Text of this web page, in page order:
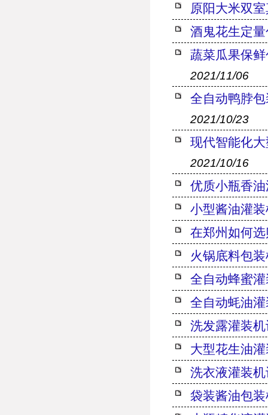
原阳大米双
酒鬼花生定
蔬菜瓜果保
2021/11/06
全自动鸭脖
2021/10/23
现代智能化
2021/10/16
优质小瓶香
小型酱油灌
在郑州如何
火锅底料包
全自动蜂蜜
全自动蚝油
洗发露灌装
大型花生油
洗衣液灌装
袋装酱油包